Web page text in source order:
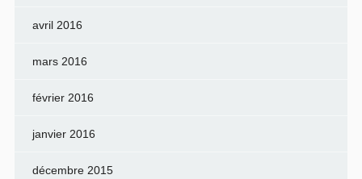
avril 2016
mars 2016
février 2016
janvier 2016
décembre 2015